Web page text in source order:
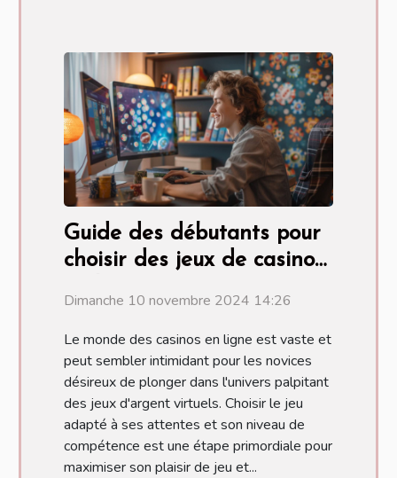
Guide des débutants pour
choisir des jeux de casino
Dimanche 10 novembre 2024 14:26
Le monde des casinos en ligne est vaste et
peut sembler intimidant pour les novices
désireux de plonger dans l'univers palpitant
des jeux d'argent virtuels. Choisir le jeu
adapté à ses attentes et son niveau de
compétence est une étape primordiale pour
maximiser son plaisir de jeu et...